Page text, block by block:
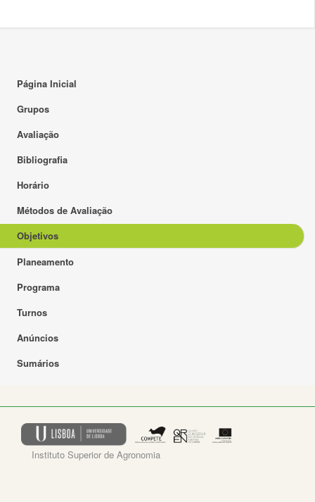
Página Inicial
Grupos
Avaliação
Bibliografia
Horário
Métodos de Avaliação
Objetivos
Planeamento
Programa
Turnos
Anúncios
Sumários
Instituto Superior de Agronomia